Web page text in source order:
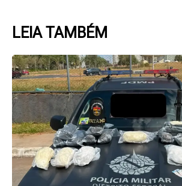
LEIA TAMBÉM
PagePagePagePagePage